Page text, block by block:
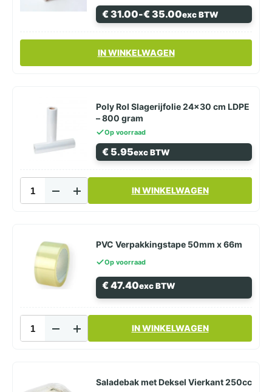
€31.00-€35.00
Prijsklasse:
€ 31.00
€ 35.00
exc BTW
IN WINKELWAGEN
Dit
heeft
gekozen
worden
de
productpagina
Poly Rol Slagerijfolie 24×30 cm LDPE
– 800 gram
Op voorraad
€ 5.95exc BTW
Poly
Rol
Slagerijfolie
LDPE
800
gram
IN WINKELWAGEN
PVC Verpakkingstape 50mm x 66m
Op voorraad
€47.40exc BTW
PVC
Verpakkingstape
50mm
aantal
IN WINKELWAGEN
Saladebak met Deksel Vierkant 250cc